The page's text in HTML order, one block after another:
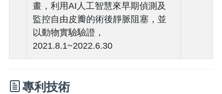
畫，利用AI人工智慧來早期偵測及
監控自由皮瓣的術後靜脈阻塞，並
以動物實驗驗證，
2021.8.1~2022.6.30
專利技術